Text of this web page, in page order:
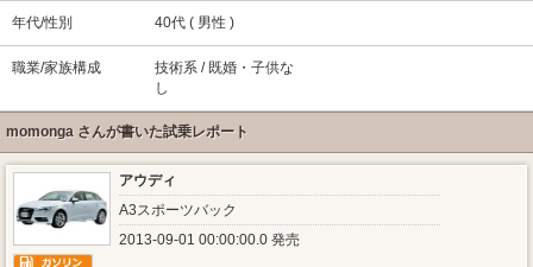
年代/性別 40代 ( 男性 )
職業/家族構成
技術系 / 既婚・子供な
し
momonga さんが書いた試乗レポート
アウディ
A3スポーツバック
2013-09-01 00:00:00.0 発売